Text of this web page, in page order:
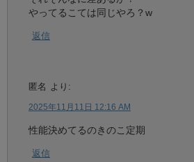
やってるこては同じやろ？w
返信
匿名 より:
2025年11月11日 12:16 AM
性能決めてるのきのこ定期
返信